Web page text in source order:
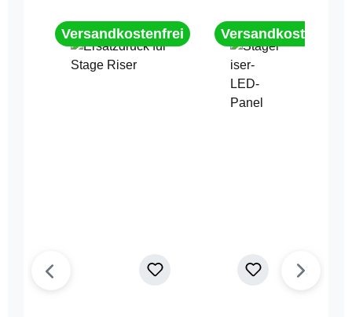
Versandkostenfrei Versandkostenfrei